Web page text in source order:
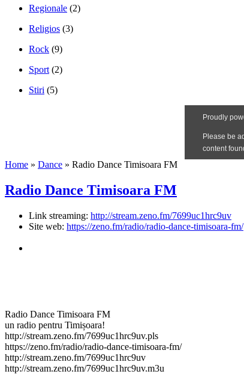
Regionale (2)
Religios (3)
Rock (9)
Sport (2)
Stiri (5)
Home » Dance » Radio Dance Timisoara FM
Radio Dance Timisoara FM
Link streaming: http://stream.zeno.fm/7699uc1hrc9uv
Site web: https://zeno.fm/radio/radio-dance-timisoara-fm/
Radio Dance Timisoara FM
un radio pentru Timișoara!
http://stream.zeno.fm/7699uc1hrc9uv.pls
https://zeno.fm/radio/radio-dance-timisoara-fm/
http://stream.zeno.fm/7699uc1hrc9uv
http://stream.zeno.fm/7699uc1hrc9uv.m3u